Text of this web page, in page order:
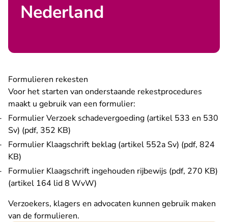
Nederland
Formulieren rekesten
Voor het starten van onderstaande rekestprocedures
maakt u gebruik van een formulier:
Formulier Verzoek schadevergoeding (artikel 533 en 530
Sv) (pdf, 352 KB)
Formulier Klaagschrift beklag (artikel 552a Sv) (pdf, 824
KB)
Formulier Klaagschrift ingehouden rijbewijs (pdf, 270 KB)
(artikel 164 lid 8 WvW)
Verzoekers, klagers en advocaten kunnen gebruik maken
van de formulieren.